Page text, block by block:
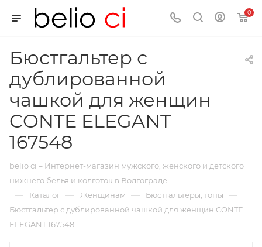
0
Бюстгальтер с
дублированной
чашкой для женщин
CONTE ELEGANT
167548
belio ci – Интернет-магазин мужского, женского и детского
нижнего белья и колготок в Волгограде
— Каталог — Женщинам — Бюстгальтеры, топы —
Бюстгальтер с дублированной чашкой для женщин CONTE
ELEGANT 167548